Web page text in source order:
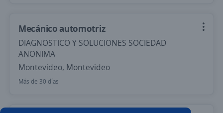
Mecánico automotriz
DIAGNOSTICO Y SOLUCIONES SOCIEDAD
ANONIMA
Montevideo, Montevideo
Más de 30 días